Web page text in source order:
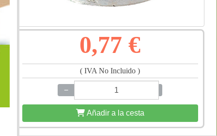
0,77 €
( IVA No Incluido )
−
Añadir a la cesta